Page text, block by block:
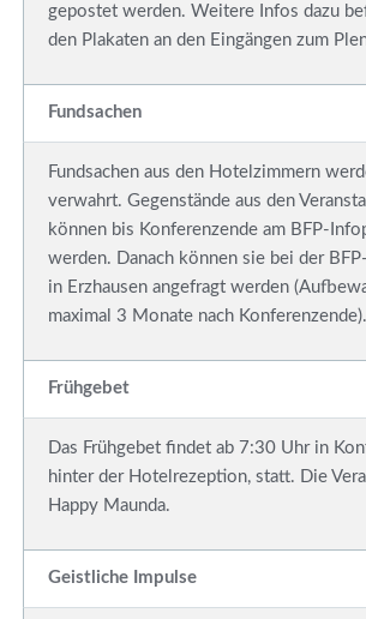
gepostet werden. Weitere Infos dazu
den Plakaten an den Eingängen zum
Fundsachen
Fundsachen aus den Hotelzimmern
verwahrt. Gegenstände aus den
können bis Konferenzende am BFP-
werden. Danach können sie bei der
in Erzhausen angefragt werden
maximal 3 Monate nach Konferenzende).
Frühgebet
Das Frühgebet findet ab 7:30 Uhr in
hinter der Hotelrezeption, statt. Die
Happy Maunda.
Geistliche Impulse